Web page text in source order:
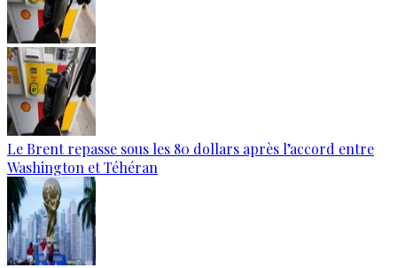
Le Brent repasse sous les 80 dollars après l’accord entre
Washington et Téhéran